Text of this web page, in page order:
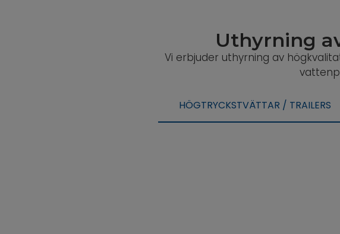
Uthyrning
Vi erbjuder uthyrning av
HÖGTRYCKSTVÄTTAR / TRAILERS